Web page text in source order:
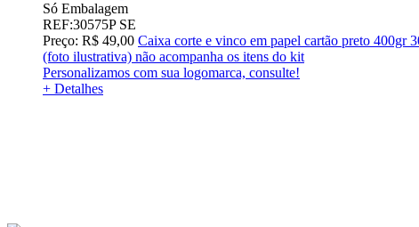
Só Embalagem
REF:30575P SE
Preço: R$ 49,00 Caixa corte e vinco em papel cartão preto 400gr
(foto ilustrativa) não acompanha os itens do kit
Personalizamos com sua logomarca, consulte!
+ Detalhes